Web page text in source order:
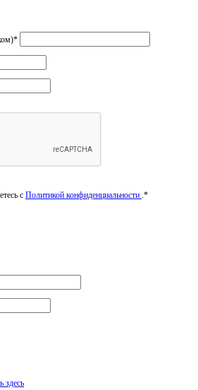
*
с Политикой конфиденциальности .*
здесь